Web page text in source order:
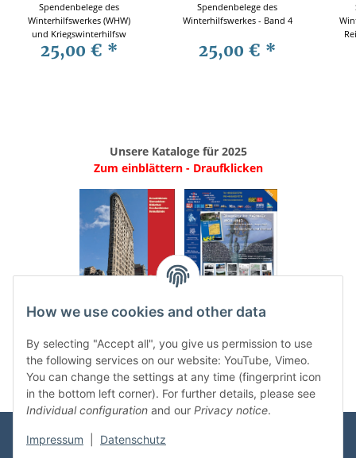
Spendenbelege des
Winterhilfswerkes (WHW)
und Kriegswinterhilfsw
25,00 € *
Spendenbelege des
Winterhilfswerkes - Band 4
25,00 € *
Unsere Kataloge für 2025
Zum einblättern - Draufklicken
. ..
Categories
How we use cookies and other data
By selecting "Accept all", you give us permission to use
the following services on our website: YouTube, Vimeo.
You can change the settings at any time (fingerprint icon
in the bottom left corner). For further details, please see
Individual configuration and our Privacy notice.
Impressum Datenschutz